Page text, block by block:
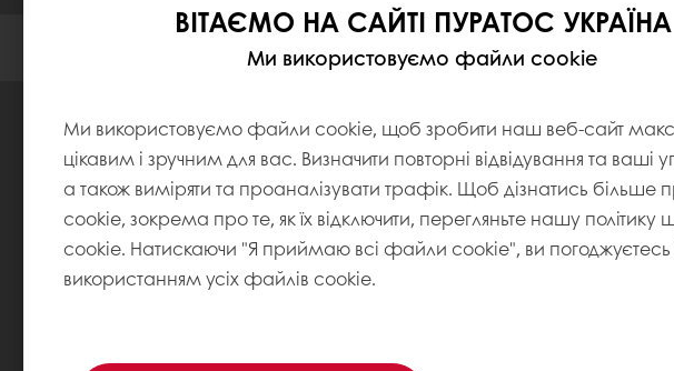
ВІТАЄМО НА САЙТІ ПУРАТОС УКРАЇНА
Ми використовуємо файли cookie
Ми використовуємо файли cookie, щоб зробити наш веб-сайт
цікавим і зручним для вас. Визначити повторні відвідування та ваші
а також виміряти та проаналізувати трафік. Щоб дізнатись
cookie, зокрема про те, як їх відключити, перегляньте нашу політику
cookie. Натискаючи "Я приймаю всі файли cookie", ви погоджуєтесь
використанням усіх файлів cookie.